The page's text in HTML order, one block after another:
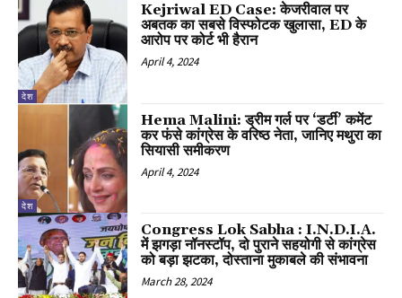
देश
Kejriwal ED Case: केजरीवाल पर
अबतक का सबसे विस्फोटक खुलासा, ED के
आरोप पर कोर्ट भी हैरान
April 4, 2024
देश
Hema Malini: ड्रीम गर्ल पर ‘डर्टी’ कमेंट
कर फंसे कांग्रेस के वरिष्ठ नेता, जानिए मथुरा का
सियासी समीकरण
April 4, 2024
Congress Lok Sabha : I.N.D.I.A.
में झगड़ा नॉनस्टॉप, दो पुराने सहयोगी से कांग्रेस
को बड़ा झटका, दोस्ताना मुकाबले की संभावना
March 28, 2024